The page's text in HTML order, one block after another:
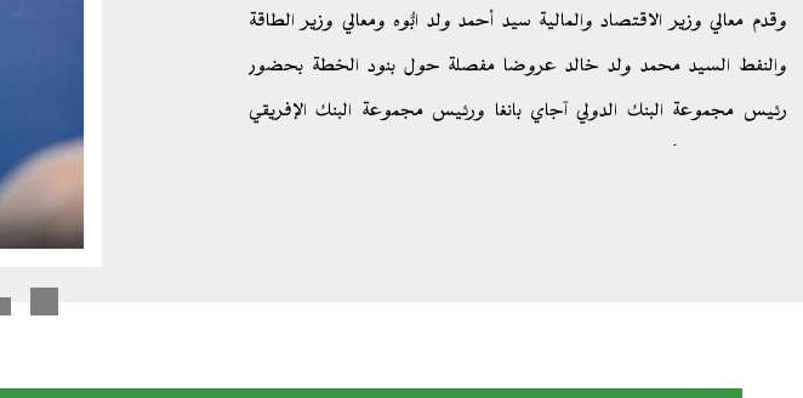
وقدم معالي وزير الاقتصاد والمالية سيد أحمد ولد ابُّوه ومعالي وزير الطاقة
والنفط السيد محمد ولد خالد عروضا مفصلة حول بنود الخطة بحضور
رئيس مجموعة البنك الدولي آجاي بانغا ورئيس مجموعة البنك الإفريقي